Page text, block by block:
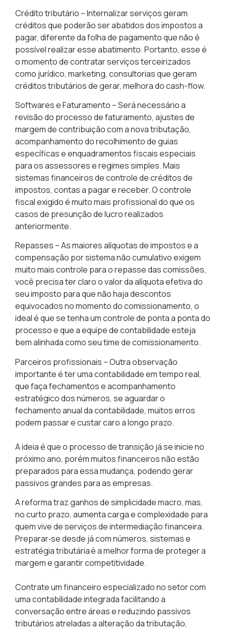
Crédito tributário – Internalizar serviços geram
créditos que poderão ser abatidos dos impostos a
pagar, diferente da folha de pagamento que não é
possível realizar esse abatimento. Portanto, esse é
o momento de contratar serviços terceirizados
como jurídico, marketing, consultorias que geram
créditos tributários de gerar, melhora do cash-flow.
Softwares e Faturamento – Será necessário a
revisão do processo de faturamento, ajustes de
margem de contribuição com a nova tributação,
acompanhamento do recolhimento de guias
específicas e enquadramentos fiscais especiais
para os assessores e regimes simples. Mais
sistemas financeiros de controle de créditos de
impostos, contas a pagar e receber. O controle
fiscal exigido é muito mais profissional do que os
casos de presunção de lucro realizados
anteriormente.
Repasses – As maiores alíquotas de impostos e a
compensação por sistema não cumulativo exigem
muito mais controle para o repasse das comissões,
você precisa ter claro o valor da alíquota efetiva do
seu imposto para que não haja descontos
equivocados no momento do comissionamento, o
ideal é que se tenha um controle de ponta a ponta do
processo e que a equipe de contabilidade esteja
bem alinhada como seu time de comissionamento.
Parceiros profissionais – Outra observação
importante é ter uma contabilidade em tempo real,
que faça fechamentos e acompanhamento
estratégico dos números, se aguardar o
fechamento anual da contabilidade, muitos erros
podem passar e custar caro a longo prazo.
A ideia é que o processo de transição já se inicie no
próximo ano, porém muitos financeiros não estão
preparados para essa mudança, podendo gerar
passivos grandes para as empresas.
A reforma traz ganhos de simplicidade macro, mas,
no curto prazo, aumenta carga e complexidade para
quem vive de serviços de intermediação financeira.
Preparar‑se desde já com números, sistemas e
estratégia tributária é a melhor forma de proteger a
margem e garantir competitividade.
Contrate um financeiro especializado no setor com
uma contabilidade integrada facilitando a
conversação entre áreas e reduzindo passivos
tributários atreladas a alteração da tributação,